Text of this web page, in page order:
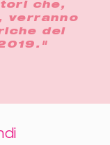
che,
verranno
del